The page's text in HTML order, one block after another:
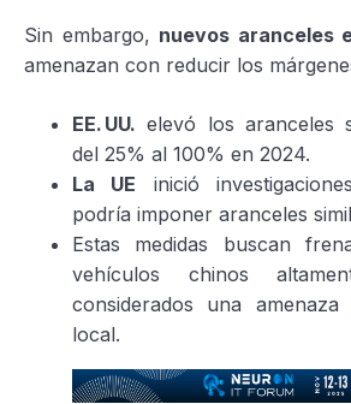
Sin embargo, nuevos aranceles
amenazan con reducir los
EE. UU. elevó los aranceles
del 25% al 100% en 2024.
La UE inició
podría imponer aranceles
Estas medidas buscan
vehículos chinos
considerados una
local.